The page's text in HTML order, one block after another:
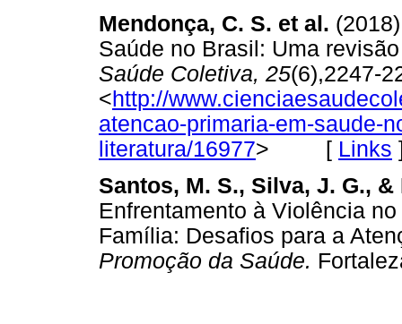
Mendonça, C. S. et al.
Saúde no Brasil: Uma
Saúde Coletiva, 25(6),2247-
<http://
atencao-primaria-em-saude-
literatura/16977> [ Links
Santos, M. S., Silva, J. G.,
Enfrentamento à Violência
Família: Desafios para a
Promoção da Saúde.